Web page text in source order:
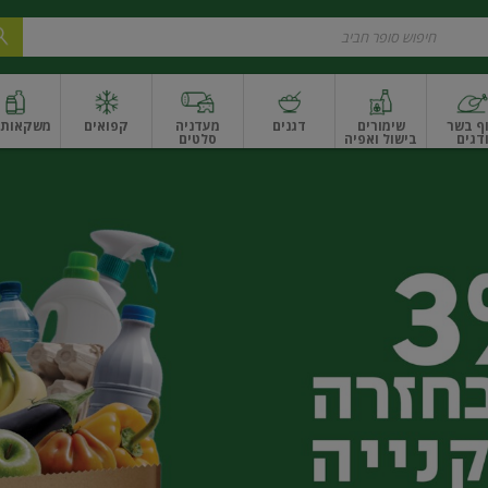
בשר
ודגים
שימורים
בישול ואפיה
דגנים מעדניה
סלטים
ונקניקים
קפואים משקאות
ואגוזיםפירות יבשים ארוזפירות יבשים בתפזורתפיצוחים, אגוזים